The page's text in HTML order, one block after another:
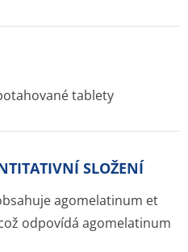
tablety
SLOŽENÍ
agomelatinum et
odpovídá agomelatinum